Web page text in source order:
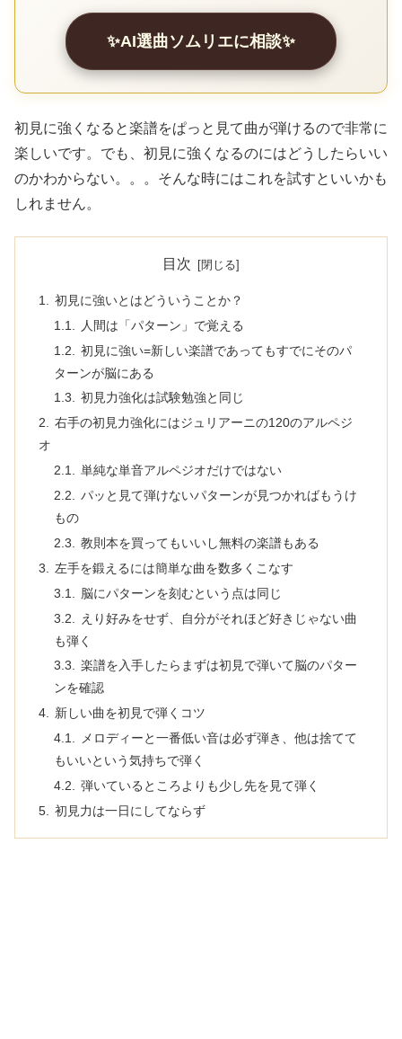
✨AI選曲ソムリエに相談✨
初見に強くなると楽譜をぱっと見て曲が弾けるので非常に
楽しいです。でも、初見に強くなるのにはどうしたらいい
のかわからない。。。そんな時にはこれを試すといいかも
しれません。
目次
初見に強いとはどういうことか？
人間は「パターン」で覚える
初見に強い=新しい楽譜であってもすでにそのパ
ターンが脳にある
初見力強化は試験勉強と同じ
右手の初見力強化にはジュリアーニの120のアルペジ
オ
単純な単音アルペジオだけではない
パッと見て弾けないパターンが見つかればもうけ
もの
教則本を買ってもいいし無料の楽譜もある
左手を鍛えるには簡単な曲を数多くこなす
脳にパターンを刻むという点は同じ
えり好みをせず、自分がそれほど好きじゃない曲
も弾く
楽譜を入手したらまずは初見で弾いて脳のパター
ンを確認
新しい曲を初見で弾くコツ
メロディーと一番低い音は必ず弾き、他は捨てて
もいいという気持ちで弾く
弾いているところよりも少し先を見て弾く
初見力は一日にしてならず